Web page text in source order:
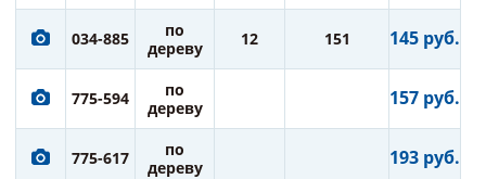
034-885
по
дереву
12 151 145 руб.
775-594
по
дереву
157 руб.
775-617
по
дереву
193 руб.